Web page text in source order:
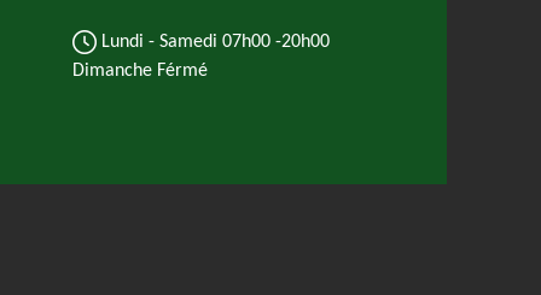
Lundi - Samedi 07h00 -20h00
Dimanche Férmé